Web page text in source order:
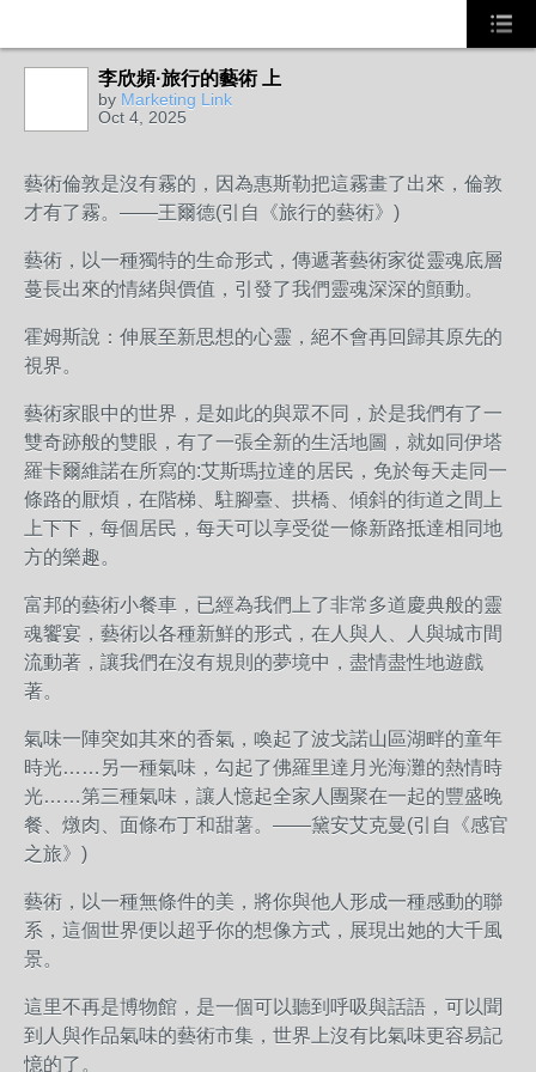
李欣頻·旅行的藝術 上
by Marketing Link
Oct 4, 2025
藝術倫敦是沒有霧的，因為惠斯勒把這霧畫了出來，倫敦
才有了霧。——王爾德(引自《旅行的藝術》)
藝術，以一種獨特的生命形式，傳遞著藝術家從靈魂底層
蔓長出來的情緒與價值，引發了我們靈魂深深的顫動。
霍姆斯說：伸展至新思想的心靈，絕不會再回歸其原先的
視界。
藝術家眼中的世界，是如此的與眾不同，於是我們有了一
雙奇跡般的雙眼，有了一張全新的生活地圖，就如同伊塔
羅卡爾維諾在所寫的:艾斯瑪拉達的居民，免於每天走同一
條路的厭煩，在階梯、駐腳臺、拱橋、傾斜的街道之間上
上下下，每個居民，每天可以享受從一條新路抵達相同地
方的樂趣。
富邦的藝術小餐車，已經為我們上了非常多道慶典般的靈
魂饗宴，藝術以各種新鮮的形式，在人與人、人與城市間
流動著，讓我們在沒有規則的夢境中，盡情盡性地遊戲
著。
氣味一陣突如其來的香氣，喚起了波戈諾山區湖畔的童年
時光……另一種氣味，勾起了佛羅里達月光海灘的熱情時
光……第三種氣味，讓人憶起全家人團聚在一起的豐盛晚
餐、燉肉、面條布丁和甜薯。——黛安艾克曼(引自《感官
之旅》)
藝術，以一種無條件的美，將你與他人形成一種感動的聯
系，這個世界便以超乎你的想像方式，展現出她的大千風
景。
這里不再是博物館，是一個可以聽到呼吸與話語，可以聞
到人與作品氣味的藝術市集，世界上沒有比氣味更容易記
憶的了。